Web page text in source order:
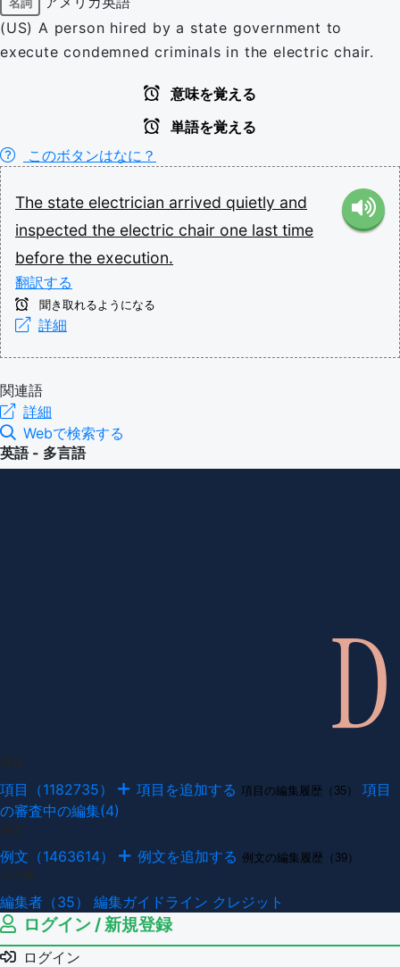
名詞
(US) A person hired by a state government to
execute condemned criminals in the electric chair.
意味を覚える
単語を覚える
このボタンはなに？
The state electrician arrived quietly and
inspected the electric chair one last time
before the execution.
翻訳する
聞き取れるようになる
詳細
関連語
詳細
Webで検索する
英語 - 多言語
項目（1182735） 項目を追加する 項目の編集履歴（35）
項目
の審査中の編集(4)
例文（1463614） 例文を追加する 例文の編集履歴（39）
編集者（35） 編集ガイドライン クレジット
ログイン / 新規登録
ログイン